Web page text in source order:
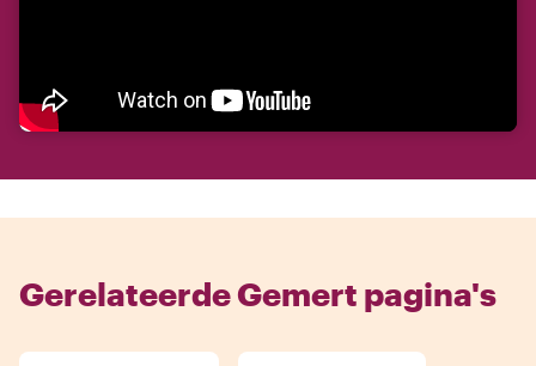
Gerelateerde Gemert pagina's